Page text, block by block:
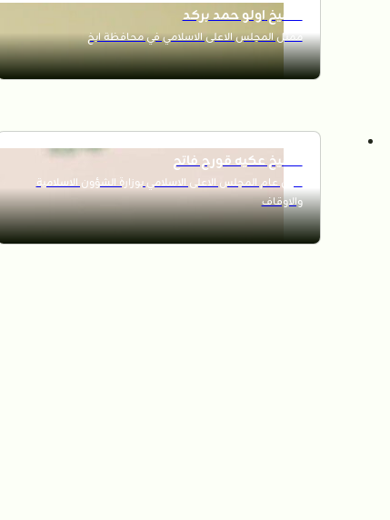
الشيخ اولو حمد بركد
ممثل المجلس الاعلى الاسلامي في محافظة ابخ
الشيخ عكيه قورح فاتح
امين عام المجلس الاعلى الاسلامي بوزارة الشؤون الاسلامية
والاوقاف